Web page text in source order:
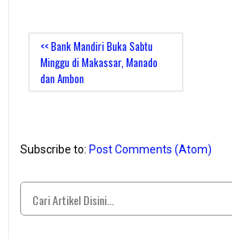
<< Bank Mandiri Buka Sabtu
Minggu di Makassar, Manado
dan Ambon
Subscribe to: Post Comments (Atom)